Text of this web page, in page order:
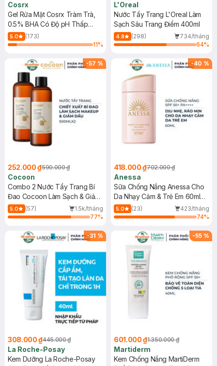
Cosrx
Gel Rửa Mặt Cosrx Tràm Trà,
0.5% BHA Có Độ pH Thấp
150ml
5.0
(173)
11%
L'Oreal
Nước Tẩy Trang L'Oreal Làm
Sạch Sâu Trang Điểm 400ml
4.8 (298)
734/tháng
64%
-57 %
252.000 ₫590.000 ₫
Cocoon
Combo 2 Nước Tẩy Trang Bí
Đao Cocoon Làm Sạch & Giảm
Dầu 500ml
5.0 (57)
1.5k/tháng
77%
-40 %
418.000 ₫702.000 ₫
Anessa
Sữa Chống Nắng Anessa Cho
Da Nhạy Cảm & Trẻ Em 60ml
(Mới)
5.0 (23)
423/tháng
74%
-31 %
308.000 ₫445.000 ₫
La Roche-Posay
Kem Dưỡng La Roche-Posay
-55 %
601.000 ₫1.350.000 ₫
Martiderm
Kem Chống Nắng MartiDerm